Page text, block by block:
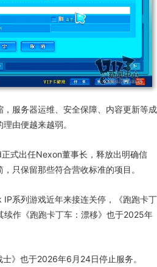
服务器运维、安全保障、内容更新等成
由便越来越弱。
式出任Nexon董事长，释放出明确信
只保留那些符合营收标准的项目。
系列游戏近年来接连关停，《跑跑卡丁
作《跑跑卡丁车：漂移》也于2025年
》也于2026年6月24日停止服务。